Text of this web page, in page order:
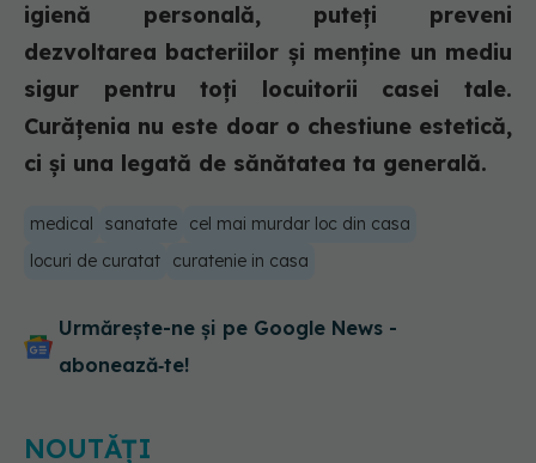
igienă personală, puteți preveni
dezvoltarea bacteriilor și menține un mediu
sigur pentru toți locuitorii casei tale.
Curățenia nu este doar o chestiune estetică,
ci și una legată de sănătatea ta generală.
medical sanatate
cel mai murdar loc din casa
locuri de curatat
curatenie in casa
Urmărește-ne și pe Google News -
abonează‑te!
NOUTĂȚI